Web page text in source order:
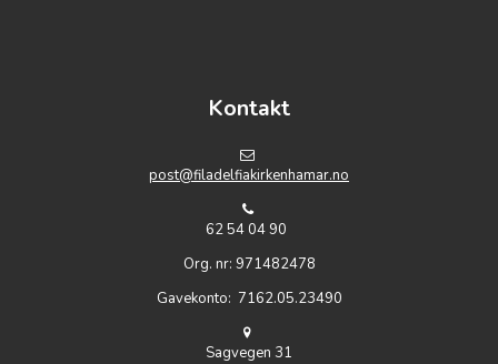
Kontakt
post@filadelfiakirkenhamar.no
62 54 04 90
Org. nr: 971482478
Gavekonto: 7162.05.23490
Sagvegen 31